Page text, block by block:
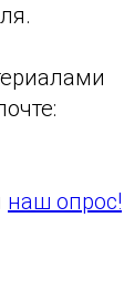
наш опрос!